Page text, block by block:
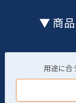
▼ 商
用途に合